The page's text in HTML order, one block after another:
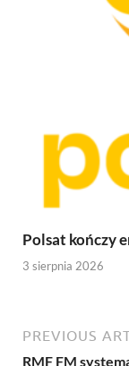
Polsat kończy
3 sierpnia 2026
PREVIOUS
RMF FM